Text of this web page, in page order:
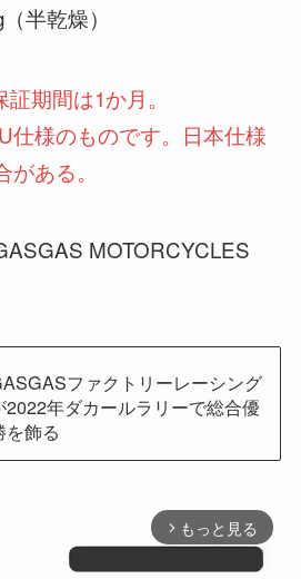
半乾燥）
期間は1か月。
仕様のものです。日本仕様
ある。
MOTORCYCLES
ファクトリーレーシング
2022年ダカールラリーで総合優
を飾る
arrow_forward_ios もっと見る